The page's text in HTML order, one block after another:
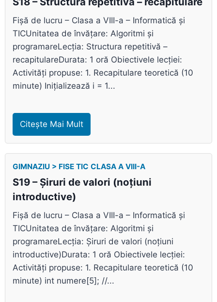
Fișă de lucru – Clasa a VIII-a – Informatică și
TICUnitatea de învățare: Algoritmi și
programareLecția: Structura repetitivă –
recapitulareDurata: 1 oră Obiectivele lecției:
Activități propuse: 1. Recapitulare teoretică (10
minute) Inițializează i = 1...
Citește Mai Mult
GIMNAZIU > FISE TIC CLASA A VIII-A
S19 – Șiruri de valori (noțiuni
introductive)
Fișă de lucru – Clasa a VIII-a – Informatică și
TICUnitatea de învățare: Algoritmi și
programareLecția: Șiruri de valori (noțiuni
introductive)Durata: 1 oră Obiectivele lecției:
Activități propuse: 1. Recapitulare teoretică (10
minute) int numere[5]; //...